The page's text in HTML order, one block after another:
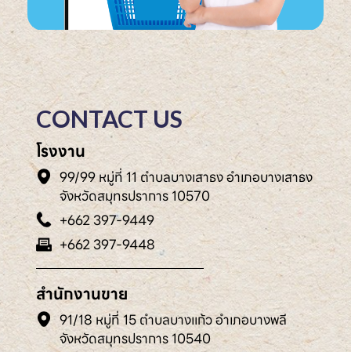
CONTACT US
โรงงาน
99/99 หมู่ที่ 11 ตำบลบางเสาธง อำเภอบางเสาธง
จังหวัดสมุทรปราการ 10570
+662 397-9449
+662 397-9448
สำนักงานขาย
91/18 หมู่ที่ 15 ตำบลบางแก้ว อำเภอบางพลี
จังหวัดสมุทรปราการ 10540